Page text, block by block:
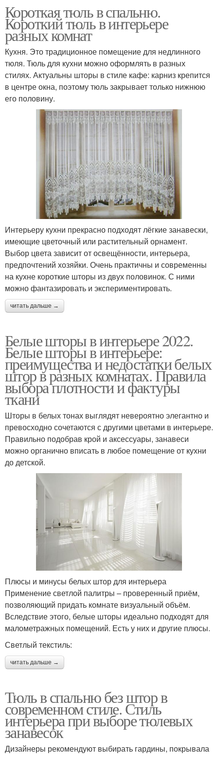
Короткая тюль в спальню.
Короткий тюль в интерьере
разных комнат
Кухня. Это традиционное помещение для недлинного
тюля. Тюль для кухни можно оформлять в разных
стилях. Актуальны шторы в стиле кафе: карниз крепится
в центре окна, поэтому тюль закрывает только нижнюю
его половину.
Интерьеру кухни прекрасно подходят лёгкие занавески,
имеющие цветочный или растительный орнамент.
Выбор цвета зависит от освещённости, интерьера,
предпочтений хозяйки. Очень практичны и современны
на кухне короткие шторы из двух половинок. С ними
можно фантазировать и экспериментировать.
читать дальше →
Белые шторы в интерьере 2022.
Белые шторы в интерьере:
преимущества и недостатки белых
штор в разных комнатах. Правила
выбора плотности и фактуры
ткани
Шторы в белых тонах выглядят невероятно элегантно и
превосходно сочетаются с другими цветами в интерьере.
Правильно подобрав крой и аксессуары, занавеси
можно органично вписать в любое помещение от кухни
до детской.
Плюсы и минусы белых штор для интерьера
Применение светлой палитры – проверенный приём,
позволяющий придать комнате визуальный объём.
Вследствие этого, белые шторы идеально подходят для
малометражных помещений. Есть у них и другие плюсы.
Светлый текстиль:
читать дальше →
Тюль в спальню без штор в
современном стиле. Стиль
интерьера при выборе тюлевых
занавесок
Дизайнеры рекомендуют выбирать гардины, покрывала